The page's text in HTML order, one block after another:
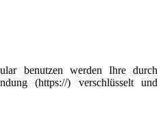
benutzen werden Ihre durch
(https://) verschlüsselt und